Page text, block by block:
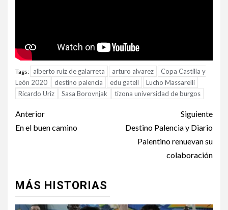
Tags: alberto ruiz de galarreta arturo alvarez
Copa Castilla y
León 2020
destino palencia edu gatell
Lucho Massarelli
Ricardo Uriz
Sasa Borovnjak tizona universidad de burgos
Anterior
En el buen camino
Siguiente
Destino Palencia y Diario
Palentino renuevan su
colaboración
MÁS HISTORIAS